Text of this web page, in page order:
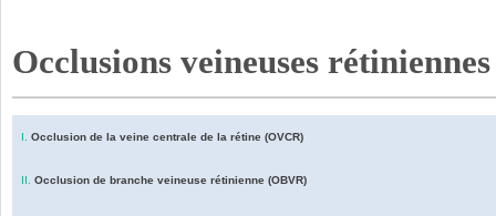
Occlusions veineuses rétiniennes
I. Occlusion de la veine centrale de la rétine (OVCR)
II. Occlusion de branche veineuse rétinienne (OBVR)